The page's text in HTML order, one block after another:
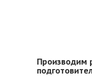
Производим